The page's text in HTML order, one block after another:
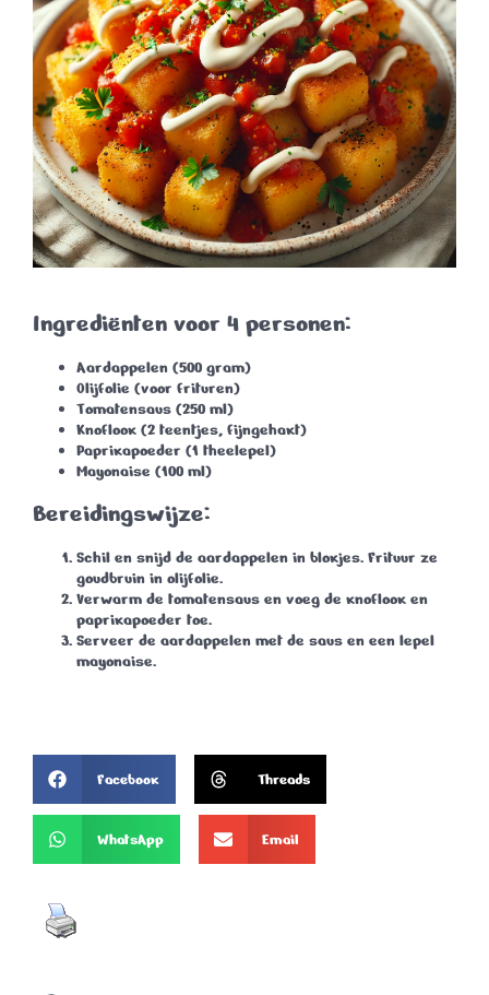
Ingrediënten voor 4 personen:
Aardappelen (500 gram)
Olijfolie (voor frituren)
Tomatensaus (250 ml)
Knoflook (2 teentjes, fijngehakt)
Paprikapoeder (1 theelepel)
Mayonaise (100 ml)
Bereidingswijze:
Schil en snijd de aardappelen in blokjes. Frituur ze
goudbruin in olijfolie.
Verwarm de tomatensaus en voeg de knoflook en
paprikapoeder toe.
Serveer de aardappelen met de saus en een lepel
mayonaise.
Facebook Threads
WhatsApp Email